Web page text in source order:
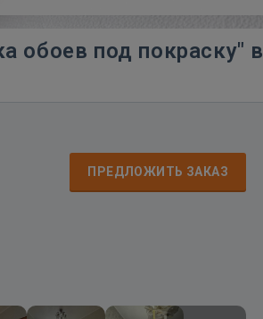
обоев под покраску" в
ПРЕДЛОЖИТЬ ЗАКАЗ